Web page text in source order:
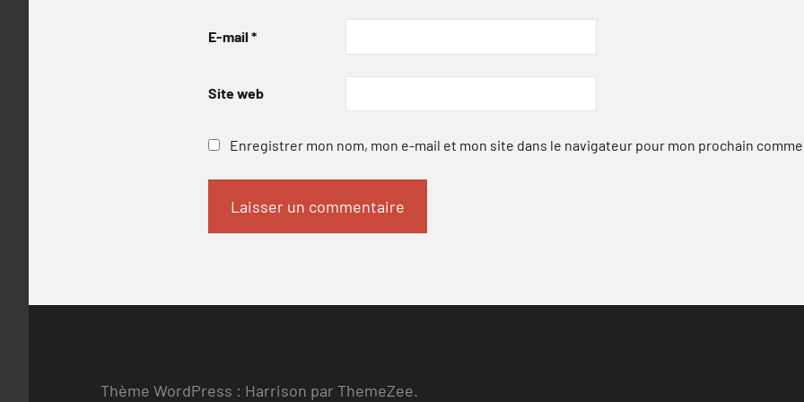
E-mail *
Site web
Enregistrer mon nom, mon e-mail et mon site dans le navigateur pour mon prochain
Thème WordPress : Harrison par ThemeZee.